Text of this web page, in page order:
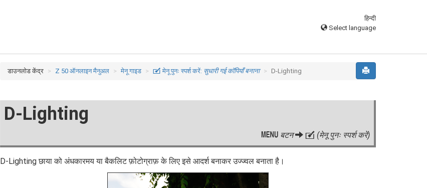
हिन्दी
Select language
डाउनलोड केंद्र Z 50 ऑनलाइन मैनुअल मेनू गाइड N मेनू पुनः स्पर्श करें: सुधारी गई कॉपियाँ बनाना D-Lighting
D-Lighting
G बटन N (मेनू पुनः स्पर्श करें)
D-Lighting छाया को अंधकारमय या बैकलिट फ़ोटोग्राफ़ के लिए इसे आदर्श बनाकर उज्ज्वल बनाता है।